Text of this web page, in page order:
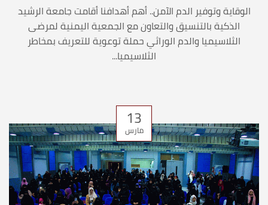
الوقاية وتوفير الدم الآمن.. أهم أهدافنا أقامت جامعة الرشيد
الذكية بالتنسيق والتعاون مع الجمعية اليمنية لمرضى
الثلاسيميا والدم الوراثي حملة توعوية للتعريف بمخاطر
الثلاسيميا...
13
مارس